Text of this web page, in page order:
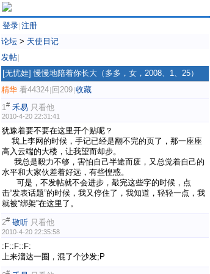
登录 注册
论坛 > 天使日记
发帖
[无忧娃] 慢慢地陪着你长大（多多，女，2008、1、25）
精华 看44324 回209 收藏
1# 禾易 只看他
2010-4-20 22:31:41
犹豫着要不要在这里开个贴呢？
我上李网的时候，手记已经是翻不完的页了，那一座座
高入云端的大楼，让我望而却步。
我总是毅力不够，害怕自己半途而废，又总觉着自己的
水平和大家伙差着好远，有些惶惑。
可是，不发帖就不会进步，敲完这些字的时候，点
击“发表话题”的时候，我又停住了，我知道，轻轻一点，我
就被“绑架”在这里了。
2# 敬听 只看他
2010-4-20 22:35:58
:F::F::F:
上来溜达一圈，混了个沙发;P